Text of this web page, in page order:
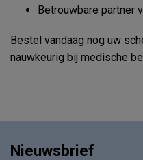
Betrouwbare partner
Bestel vandaag nog uw
nauwkeurig bij medische
Nieuwsbrief